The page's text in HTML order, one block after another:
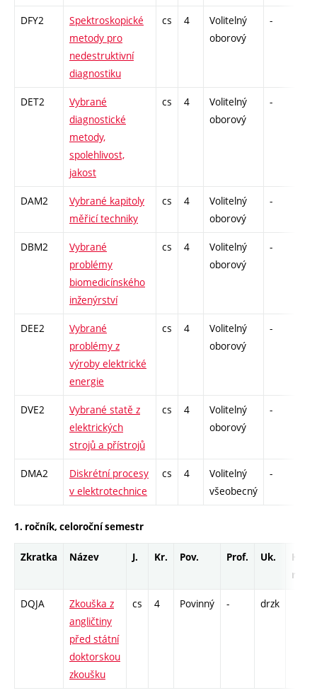
DFY2
Spektroskopické
metody pro
nedestruktivní
diagnostiku
cs 4
Volitelný
oborový
-
DET2
Vybrané
diagnostické
metody,
spolehlivost,
jakost
cs 4
Volitelný
oborový
-
DAM2
Vybrané kapitoly
měřicí techniky
cs 4
Volitelný
oborový
-
DBM2
Vybrané
problémy
biomedicínského
inženýrství
cs 4
Volitelný
oborový
-
DEE2
Vybrané
problémy z
výroby elektrické
energie
cs 4
Volitelný
oborový
-
DVE2
Vybrané statě z
elektrických
strojů a přístrojů
cs 4
Volitelný
oborový
-
DMA2
Diskrétní procesy
v elektrotechnice
cs 4
Volitelný
všeobecný
-
1. ročník, celoroční semestr
Zkratka Název J. Kr. Pov. Prof. Uk.
Hod.
DQJA
Zkouška z
angličtiny
před státní
doktorskou
zkoušku
cs 4 Povinný - drzk